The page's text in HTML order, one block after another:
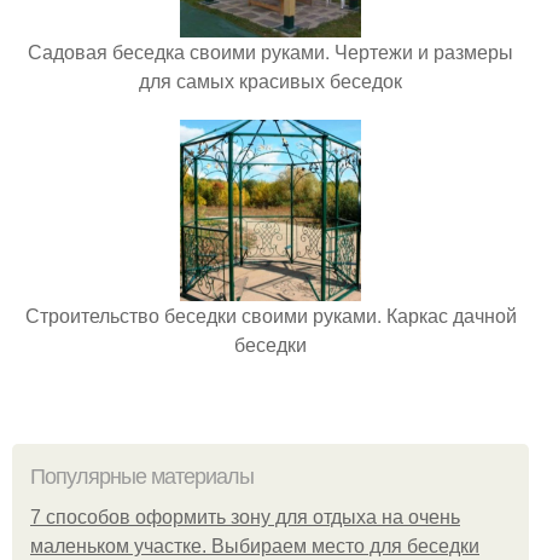
Садовая беседка своими руками. Чертежи и размеры
для самых красивых беседок
Строительство беседки своими руками. Каркас дачной
беседки
Популярные материалы
7 способов оформить зону для отдыха на очень
маленьком участке. Выбираем место для беседки